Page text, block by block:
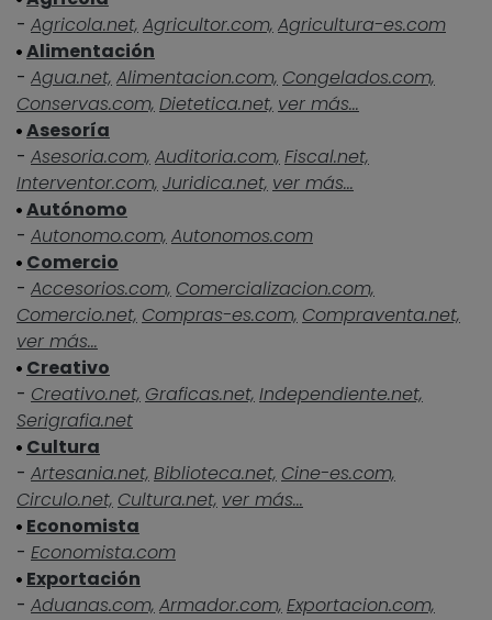
- Agricola.net, Agricultor.com, Agricultura-es.com
Alimentación
- Agua.net, Alimentacion.com, Congelados.com,
Conservas.com, Dietetica.net, ver más...
Asesoría
- Asesoria.com, Auditoria.com, Fiscal.net,
Interventor.com, Juridica.net, ver más...
Autónomo
- Autonomo.com, Autonomos.com
Comercio
- Accesorios.com, Comercializacion.com,
Comercio.net, Compras-es.com, Compraventa.net,
ver más...
Creativo
- Creativo.net, Graficas.net, Independiente.net,
Serigrafia.net
Cultura
- Artesania.net, Biblioteca.net, Cine-es.com,
Circulo.net, Cultura.net, ver más...
Economista
- Economista.com
Exportación
- Aduanas.com, Armador.com, Exportacion.com,